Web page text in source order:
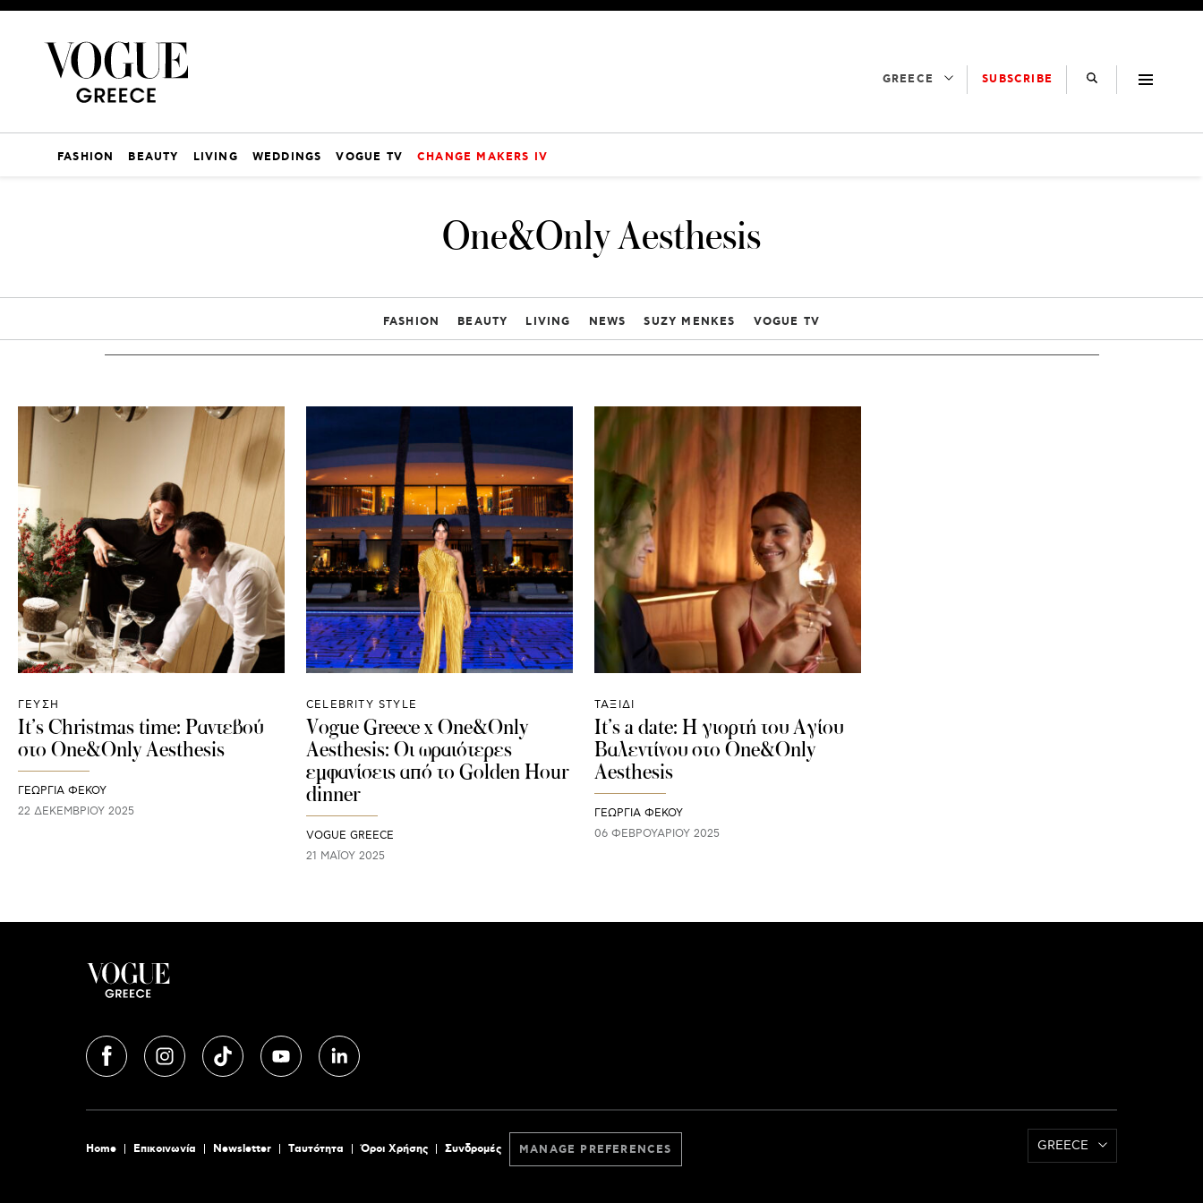
GREECE SUBSCRIBE
FASHION BEAUTY LIVING WEDDINGS VOGUE TV CHANGE MAKERS IV
One&Only Aesthesis
FASHION BEAUTY LIVING NEWS SUZY MENKES VOGUE TV
ΓΕΥΣΗ
It’s Christmas time: Ραντεβού
στο One&Only Aesthesis
ΓΕΩΡΓΙΑ ΦΕΚΟΥ
22 ΔΕΚΕΜΒΡΊΟΥ 2025
CELEBRITY STYLE
Vogue Greece x One&Only
Aesthesis: Οι ωραιότερες
εμφανίσεις από το Golden Hour
dinner
VOGUE GREECE
21 ΜΑΪ́ΟΥ 2025
ΤΑΞΙΔΙ
It’s a date: H γιορτή του Αγίου
Βαλεντίνου στο One&Only
Aesthesis
ΓΕΩΡΓΙΑ ΦΕΚΟΥ
06 ΦΕΒΡΟΥΑΡΊΟΥ 2025
Home Επικοινωνία Newsletter Tαυτότητα Όροι Χρήσης Συνδρομές MANAGE PREFERENCES GREECE